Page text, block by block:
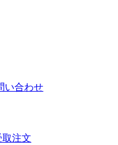
い合わせ
注文